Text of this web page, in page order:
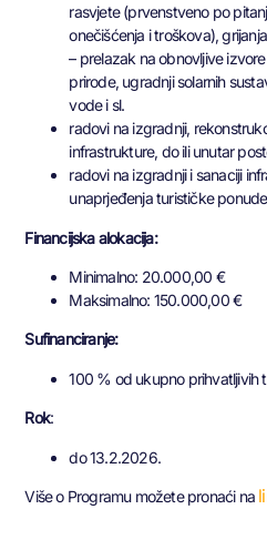
rasvjete (prvenstveno po
onečišćenja i troškova),
– prelazak na obnovljive
prirode, ugradnji solarnih
vode i sl.
radovi na izgradnji,
infrastrukture, do ili unutar
radovi na izgradnji i sanaciji
unaprjeđenja turističke ponude
Financijska alokacija:
Minimalno: 20.000,00 €
Maksimalno: 150.000,00 €
Sufinanciranje:
100 % od ukupno prihvatljivih
Rok:
do 13.2.2026.
Više o Programu možete pronaći na